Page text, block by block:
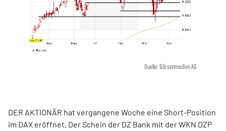
Quelle: Börsenmedien AG
DER AKTIONÄR hat vergangene Woche eine Short-Position
im DAX eröffnet. Der Schein der DZ Bank mit der WKN DZP